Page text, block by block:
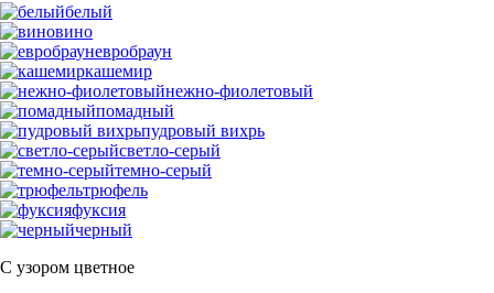
белый
вино
евробраун
кашемир
нежно-фиолетовый
помадный
пудровый вихрь
светло-серый
темно-серый
трюфель
фуксия
черный
С узором цветное